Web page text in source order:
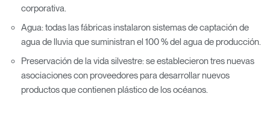
corporativa.
Agua: todas las fábricas instalaron sistemas de captación de
agua de lluvia que suministran el 100 % del agua de producción.
Preservación de la vida silvestre: se establecieron tres nuevas
asociaciones con proveedores para desarrollar nuevos
productos que contienen plástico de los océanos.